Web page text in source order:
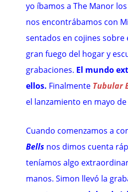
yo íbamos a The Manor
nos encontrábamos con
sentados en cojines sobre
gran fuego del hogar y
grabaciones. El mundo
ellos. Finalmente Tubular
el lanzamiento en mayo de
Cuando comenzamos a
Bells nos dimos cuenta
teníamos algo
manos. Simon llevó la